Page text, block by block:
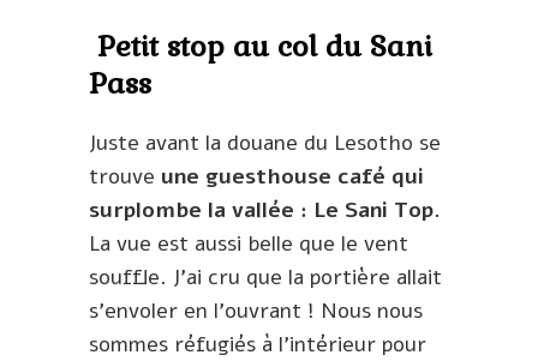
Petit stop au col du Sani
Pass
Juste avant la douane du Lesotho se
trouve une guesthouse café qui
surplombe la vallée : Le Sani Top.
La vue est aussi belle que le vent
souffle. J’ai cru que la portière allait
s’envoler en l’ouvrant ! Nous nous
sommes réfugiés à l’intérieur pour